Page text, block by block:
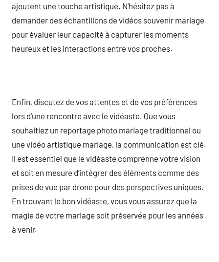
ajoutent une touche artistique. N’hésitez pas à
demander des échantillons de vidéos souvenir mariage
pour évaluer leur capacité à capturer les moments
heureux et les interactions entre vos proches.
Enfin, discutez de vos attentes et de vos préférences
lors d’une rencontre avec le vidéaste. Que vous
souhaitiez un reportage photo mariage traditionnel ou
une vidéo artistique mariage, la communication est clé.
Il est essentiel que le vidéaste comprenne votre vision
et soit en mesure d’intégrer des éléments comme des
prises de vue par drone pour des perspectives uniques.
En trouvant le bon vidéaste, vous vous assurez que la
magie de votre mariage soit préservée pour les années
à venir.